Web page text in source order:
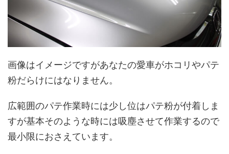
画像はイメージですがあなたの愛車がホコリやパテ
粉だらけにはなりません。
広範囲のパテ作業時には少し位はパテ粉が付着しま
すが基本そのような時には吸塵させて作業するので
最小限におさえています。